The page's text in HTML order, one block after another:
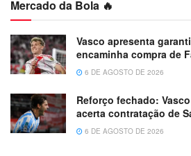
Mercado da Bola 🔥
Vasco apresenta
encaminha compra de
6 DE AGOSTO DE 2026
Reforço fechado:
acerta contratação de
6 DE AGOSTO DE 2026